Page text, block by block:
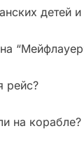
детей
рейс?
на корабле?